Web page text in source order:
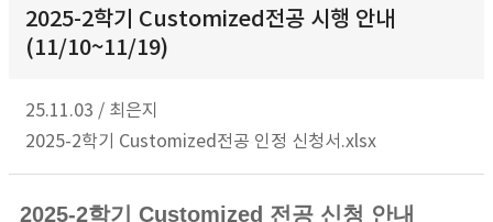
2025-2학기 Customized전공 시행 안내
(11/10~11/19)
25.11.03 / 최은지
2025-2학기 Customized전공 인정 신청서.xlsx
2025-2학기 Customized 전공 신청 안내